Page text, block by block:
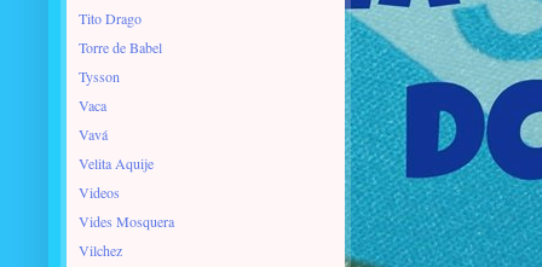
Tito Drago
Torre de Babel
Tysson
Vaca
Vavá
Velita Aquije
Videos
Vides Mosquera
Vilchez